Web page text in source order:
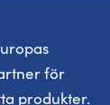
för
produkter.